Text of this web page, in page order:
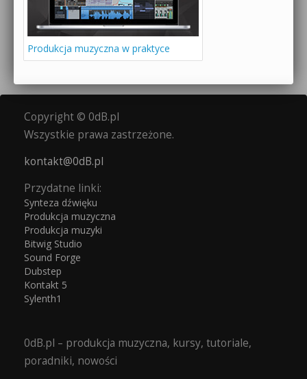
Produkcja muzyczna w praktyce
Copyright © 0dB.pl
Wszystkie prawa zastrzeżone.
kontakt@0dB.pl
Przydatne linki:
Synteza dźwięku
Produkcja muzyczna
Produkcja muzyki
Bitwig Studio
Sound Forge
Dubstep
Kontakt 5
Sylenth1
0dB.pl – produkcja muzyczna, kursy, tutoriale,
poradniki, nowości